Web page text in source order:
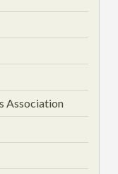
Association